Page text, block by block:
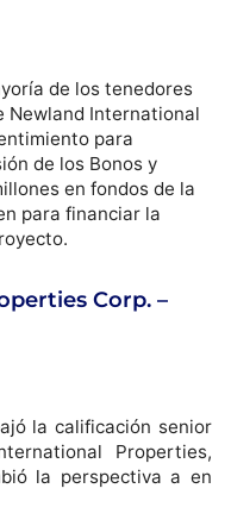
de los tenedores
Newland International
para
de los Bonos y
en fondos de la
para financiar la
Corp. –
la calificación senior
Properties,
la perspectiva a en